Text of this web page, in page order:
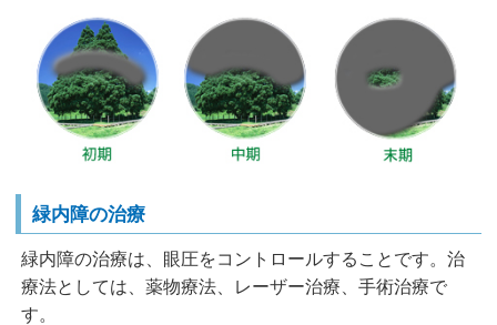
緑内障の治療
緑内障の治療は、眼圧をコントロールすることです。治
療法としては、薬物療法、レーザー治療、手術治療で
す。